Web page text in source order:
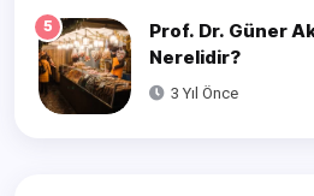
5
Prof. Dr. Güner
Nerelidir?
3 Yıl Önce